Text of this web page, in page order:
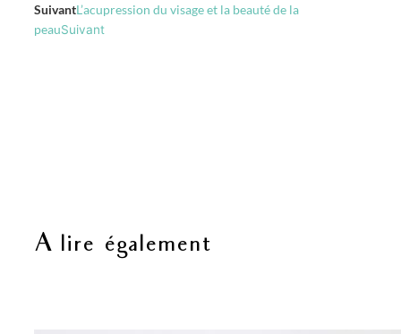
SuivantL’acupression du visage et la beauté de la
peauSuivant
A lire également